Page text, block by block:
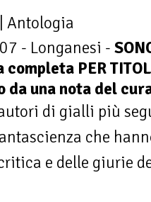
| Antologia
- Longanesi -
completa PER
da una nota del
di gialli più
che
e delle giurie